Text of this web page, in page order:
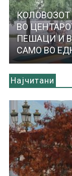
КОЛОВОЗОТ
ВО
ПЕШАЦИ И
САМО ВО
Најчитани